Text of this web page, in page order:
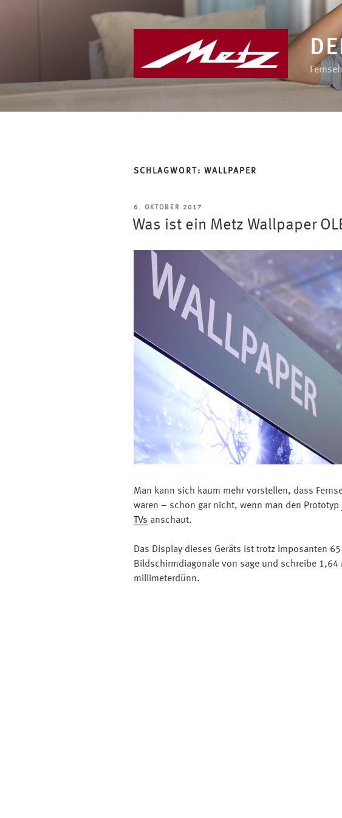
SCHLAGWORT: WALLPAPER
VERÖFFENTLICHT
6. OKTOBER 2017
Was ist ein Metz Wallpaper
Man kann sich kaum mehr vorstellen, dass
waren – schon gar nicht, wenn man den Prototyp
TVs anschaut.
Das Display dieses Geräts ist trotz imposanten
Bildschirmdiagonale von sage und schreibe 1,64
millimeterdünn.